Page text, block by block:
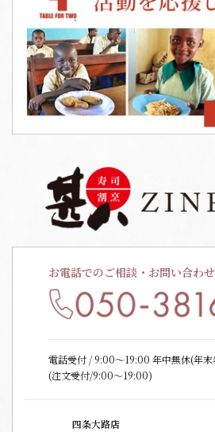
お電話でのご相談・お問い合わせ
電話受付 / 9:00〜19:00 年中無休(年末
(注文受付/9:00～19:00)
四条大路店